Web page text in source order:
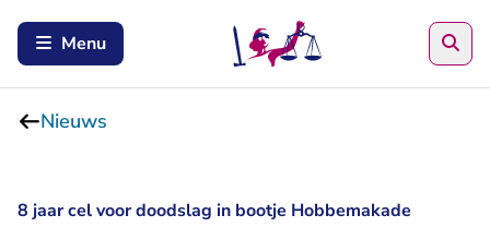
Menu
Nieuws
8 jaar cel voor doodslag in bootje Hobbemakade